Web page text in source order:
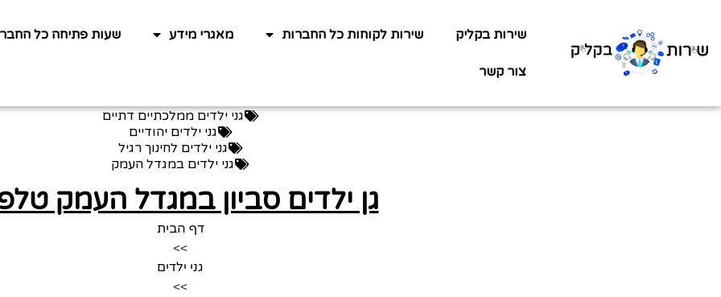
שירות בקליק שירות לקוחות כל החברות מאגרי מידע שעות פתיחה כל
צור קשר
גני ילדים ממלכתיים דתיים
גני ילדים יהודיים
גני ילדים לחינוך רגיל
גני ילדים במגדל העמק
גן ילדים סביון במגדל העמק
דף הבית
>>
גני ילדים
>>